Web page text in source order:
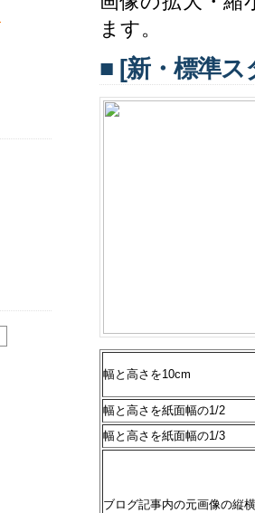
ます。
■ [新・標準
幅と高さを10cm
幅と高さを紙面幅の1/2
幅と高さを紙面幅の1/3
ブログ記事内の元画像の縦